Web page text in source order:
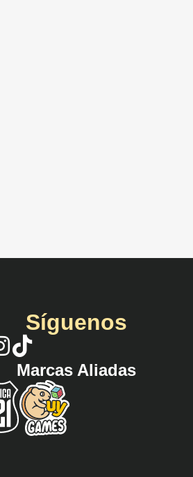
Síguenos
Marcas Aliadas